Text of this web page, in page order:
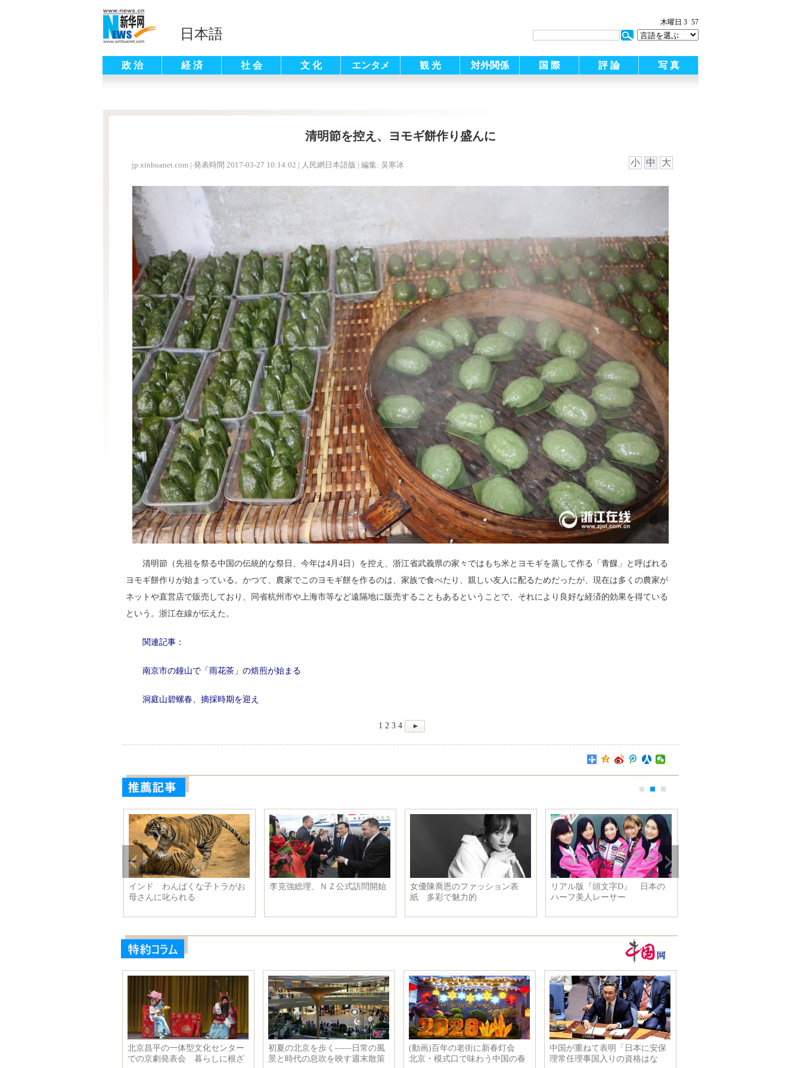
日本語
木曜日 3 57
政 治 経 済 社 会 文 化 エンタメ 観 光 対外関係 国 際 評 論 写 真
清明節を控え、ヨモギ餅作り盛んに
jp.xinhuanet.com | 発表時間 2017-03-27 10:14:02 | 人民網日本語版 | 編集: 吴寒冰 小 中 大
清明節（先祖を祭る中国の伝統的な祭日、今年は4月4日）を控え、浙江省武義県の家々ではもち米とヨモギを蒸して作る「青餜」と呼ばれる
ヨモギ餅作りが始まっている。かつて、農家でこのヨモギ餅を作るのは、家族で食べたり、親しい友人に配るためだったが、現在は多くの農家が
ネットや直営店で販売しており、同省杭州市や上海市等など遠隔地に販売することもあるということで、それにより良好な経済的効果を得ている
という。浙江在線が伝えた。
関連記事：
南京市の鐘山で「雨花茶」の焙煎が始まる
洞庭山碧螺春、摘採時期を迎え
1 2 3 4
インド わんぱくな子トラがお
母さんに叱られる
李克強総理、ＮＺ公式訪問開始
女優陳喬恩のファッション表
紙 多彩で魅力的
リアル版『頭文字D』 日本の
ハーフ美人レーサー
白シャツだけで、一層美しく魅